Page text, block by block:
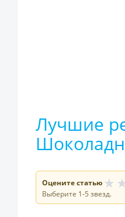
Лучшие
Оцените статью ★
Выберите 1-5 звезд.